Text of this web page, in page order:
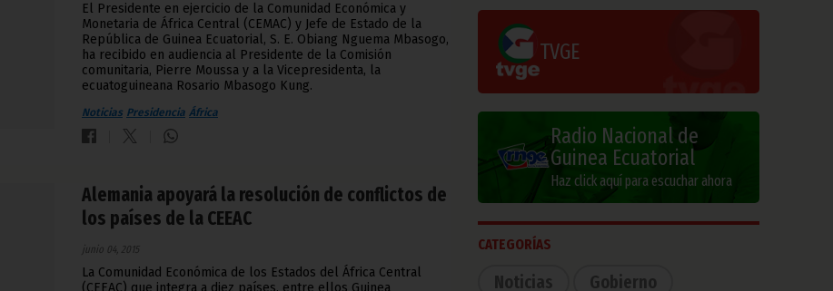
El Presidente en ejercicio de la Comunidad Económica y
Monetaria de África Central (CEMAC) y Jefe de Estado de la
República de Guinea Ecuatorial, S. E. Obiang Nguema Mbasogo,
ha recibido en audiencia al Presidente de la Comisión
comunitaria, Pierre Moussa y a la Vicepresidenta, la
ecuatoguineana Rosario Mbasogo Kung.
Noticias Presidencia África
Alemania apoyará la resolución de conflictos de
los países de la CEEAC
junio 04, 2015
La Comunidad Económica de los Estados del África Central
(CEEAC) que integra a diez países, entre ellos Guinea
TVGE
Radio Nacional de
Guinea Ecuatorial
Haz click aquí para escuchar ahora
CATEGORÍAS
Noticias
Gobierno